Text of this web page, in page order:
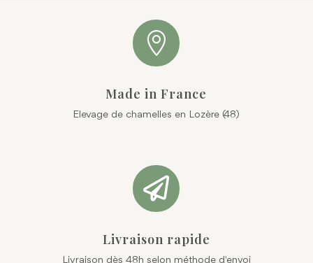

Made in France
Elevage de chamelles en Lozère (48)

Livraison rapide
Livraison dès 48h selon méthode d'envoi